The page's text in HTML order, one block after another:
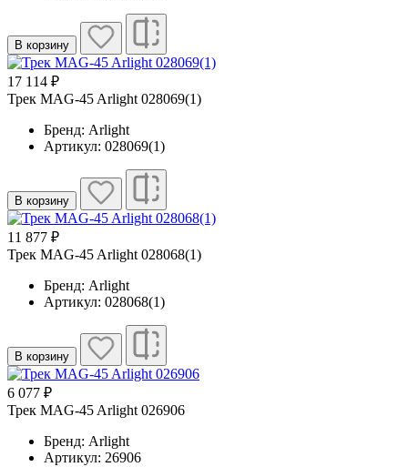
В корзину
17 114 ₽
Трек MAG-45 Arlight 028069(1)
Бренд: Arlight
Артикул: 028069(1)
В корзину
11 877 ₽
Трек MAG-45 Arlight 028068(1)
Бренд: Arlight
Артикул: 028068(1)
В корзину
6 077 ₽
Трек MAG-45 Arlight 026906
Бренд: Arlight
Артикул: 26906